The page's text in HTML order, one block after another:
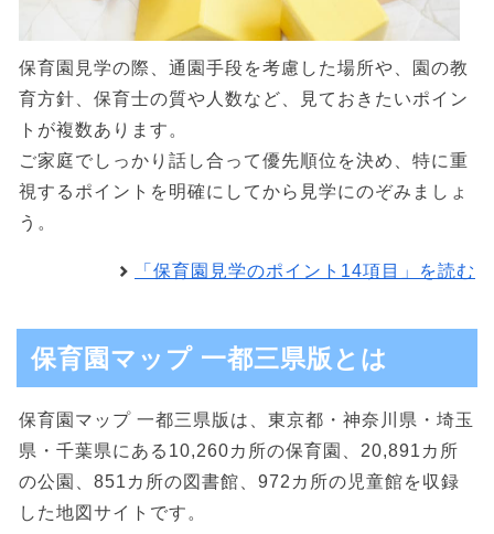
保育園見学の際、通園手段を考慮した場所や、園の教
育方針、保育士の質や人数など、見ておきたいポイン
トが複数あります。
ご家庭でしっかり話し合って優先順位を決め、特に重
視するポイントを明確にしてから見学にのぞみましょ
う。
「保育園見学のポイント14項目」を読む
保育園マップ 一都三県版とは
保育園マップ 一都三県版は、東京都・神奈川県・埼玉
県・千葉県にある10,260カ所の保育園、20,891カ所
の公園、851カ所の図書館、972カ所の児童館を収録
した地図サイトです。